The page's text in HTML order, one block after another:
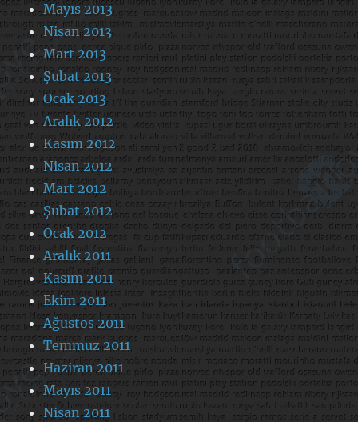
Mayıs 2013
Nisan 2013
Mart 2013
Şubat 2013
Ocak 2013
Aralık 2012
Kasım 2012
Nisan 2012
Mart 2012
Şubat 2012
Ocak 2012
Aralık 2011
Kasım 2011
Ekim 2011
Ağustos 2011
Temmuz 2011
Haziran 2011
Mayıs 2011
Nisan 2011